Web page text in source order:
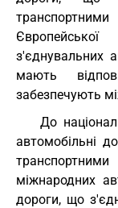
з'єднувальних
мають
забезпечують
До
автомобільні
міжнародних
дороги, що